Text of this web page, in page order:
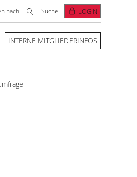
nach: Suche LOGIN
INTERNE MITGLIEDERINFOS